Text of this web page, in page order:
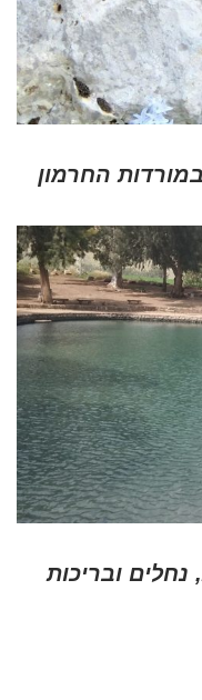
החרמון
נחלים ובריכות